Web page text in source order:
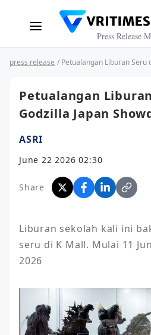
Press Release
press release
Petualangan
Godzilla Japan
ASRI
June 22 2026 02:30
Share
Liburan sekolah kali ini
seru di K Mall. Mulai 11
2026